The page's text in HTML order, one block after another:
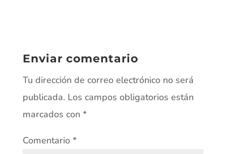
Enviar comentario
Tu dirección de correo electrónico no será
publicada. Los campos obligatorios están
marcados con *
Comentario *